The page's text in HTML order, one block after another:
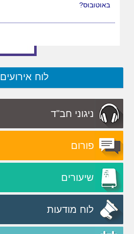
באזור אילת?
לוח אירועים
ניגוני חב"ד
פורום
שיעורים
לוח מודעות